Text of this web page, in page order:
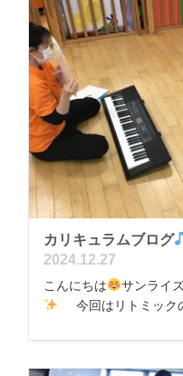
カリキュラムブログ
2024.12.27
こんにちは
サンライ
今回はリトミック